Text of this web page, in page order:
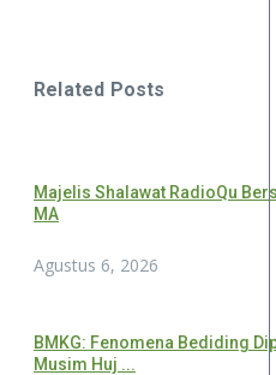
Related Posts
Majelis Shalawat RadioQu
MA
Agustus 6, 2026
BMKG: Fenomena Bediding
Musim Huj ...